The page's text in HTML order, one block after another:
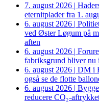
7. august 2026 |
eternitplader fra 1.
6. august 2026 |
ved Øster Løgum på
aften
6. august 2026 |
fabriksgrund bliver nu
6. august 2026 | DM i
også se de flotte
6. august 2026 |
reducere CO₂-